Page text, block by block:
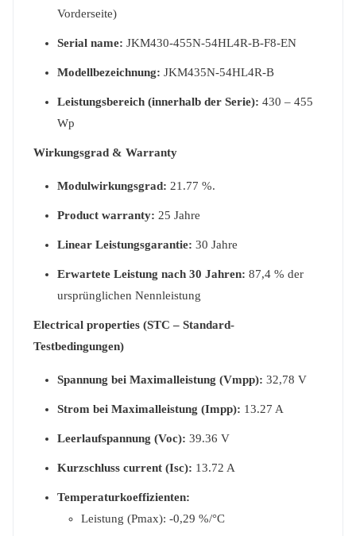
Vorderseite)
Serial name: JKM430-455N-54HL4R-B-F8-EN
Modellbezeichnung: JKM435N-54HL4R-B
Leistungsbereich (innerhalb der Serie): 430 – 455
Wp
Wirkungsgrad & Warranty
Modulwirkungsgrad: 21.77 %.
Product warranty: 25 Jahre
Linear Leistungsgarantie: 30 Jahre
Erwartete Leistung nach 30 Jahren: 87,4 % der
ursprünglichen Nennleistung
Electrical properties (STC – Standard-
Testbedingungen)
Spannung bei Maximalleistung (Vmpp): 32,78 V
Strom bei Maximalleistung (Impp): 13.27 A
Leerlaufspannung (Voc): 39.36 V
Kurzschluss current (Isc): 13.72 A
Temperaturkoeffizienten:
Leistung (Pmax): -0,29 %/°C